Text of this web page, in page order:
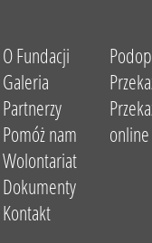
O Fundacji
Galeria
Partnerzy
Pomóż nam
Wolontariat
Dokumenty
Kontakt
online